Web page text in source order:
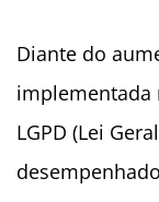
Diante do
implementada
LGPD (Lei